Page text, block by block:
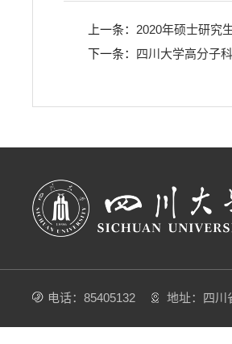
上一条： 2020年硕士研究
下一条： 四川大学高分子
电话：85405132 地址：四川